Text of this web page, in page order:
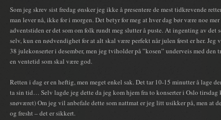
Som jeg skrev sist fredag ønsker jeg ikke å presentere de mest tidkrevende
man lever nå, ikke for i morgen. Det betyr for meg at hver dag bør være noe
adventstiden er det som om folk rundt meg slutter å puste. At ingenting av det
selv, kun en nødvendighet for at alt skal være perfekt når julen først er her. Jeg
38 julekonserter i desember, men jeg tviholder på ”kosen” underveis med den
en ventetid som skal være god.
Retten i dag er en heftig, men meget enkel sak. Det tar 10-15 minutter å lage
ta sin tid… Selv lagde jeg dette da jeg kom hjem fra to konserter i Oslo
snøværet) Om jeg vil anbefale dette som nattmat er jeg litt usikker på, men at
og fresht – det er sikkert.